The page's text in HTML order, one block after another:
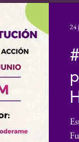
Trata de
24